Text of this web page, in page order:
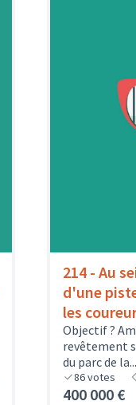
214 - Au
d'une
les
Objectif ?
revêtement
du parc de la...
86votes
400 000 €